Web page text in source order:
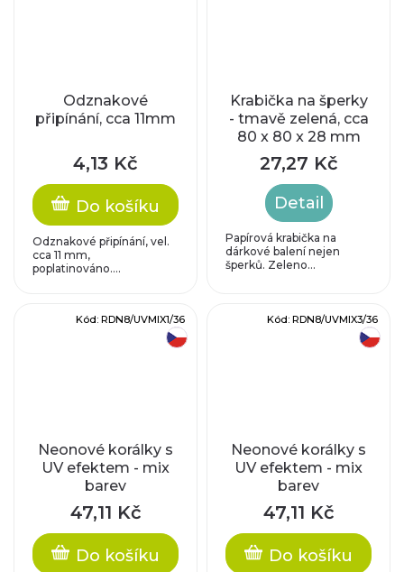
Odznakové
připínání, cca 11mm
4,13 Kč
Do košíku
Odznakové připínání, vel.
cca 11 mm,
poplatinováno....
Krabička na šperky
- tmavě zelená, cca
80 x 80 x 28 mm
27,27 Kč
Detail
Papírová krabička na
dárkové balení nejen
šperků. Zeleno...
Neonové korálky s
UV efektem - mix
barev
47,11 Kč
Do košíku
Kód: RDN8/UVMIX1/36
Neonové korálky s
UV efektem - mix
barev
47,11 Kč
Do košíku
Kód: RDN8/UVMIX3/36